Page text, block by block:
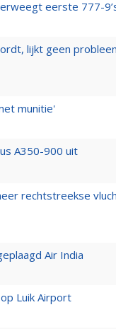
eerste 777-
lijkt geen
munitie'
A350-900 uit
rechtstreekse
Air India
Luik Airport